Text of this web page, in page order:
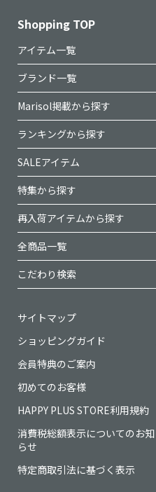
Shopping TOP
アイテム一覧
ブランド一覧
Marisol掲載から探す
ランキングから探す
SALEアイテム
特集から探す
再入荷アイテムから探す
全商品一覧
こだわり検索
サイトマップ
ショッピングガイド
会員特典のご案内
初めてのお客様
HAPPY PLUS STORE利用規約
消費税総額表示についてのお知
らせ
特定商取引法に基づく表示